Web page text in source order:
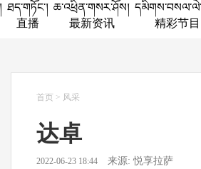
ཐད་གཏོང་།
直播
ཆ་འཕྲིན་གསར་ཤོས།
最新资讯
精彩节目
首页 > 风采
达卓
2022-06-23 18:44 来源: 悦享拉萨